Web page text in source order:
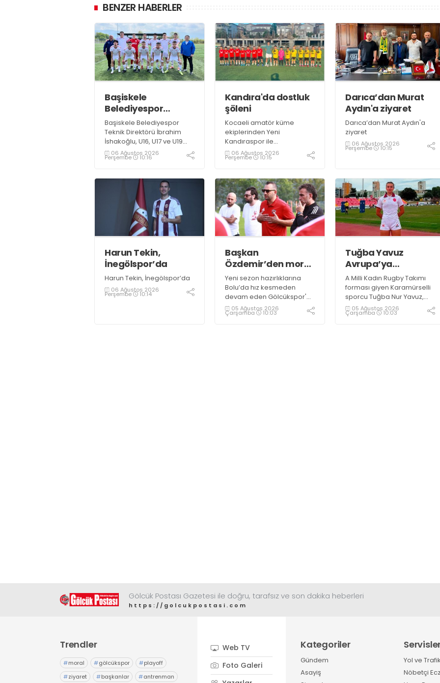
BENZER HABERLER
Başiskele
Belediyespor
Gelişim Ligi’ne hazır
Başiskele Belediyespor
Teknik Direktörü İbrahim
İshakoğlu, U16, U17 ve U19
takımlarının mücadele
edeceği Gelişim Ligi
bulundu. Genç oyuncuların
gelişimine dikkat çeken
İshakoğlu, hedeflerinin
sadece sonuç almak değil,
Türk futboluna örnek
sporcular kazandırmak
olduğunu söyledi
06 Ağustos 2026
Perşembe 10:16
Kandıra'da dostluk
şöleni
Kocaeli amatör küme
ekiplerinden Yeni
Kandıraspor ile
Bekirderespor'un U10, U11 ve
U12 yaş kategorilerindeki
maçında karşılaştı. Yaklaşık
100 genç futbolcunun ter
döktüğü maçların ardından
sporculara Kandıra'nın
yöresel lezzeti mancarlı
pide ve karpuz ikram edildi
06 Ağustos 2026
Perşembe 10:15
Darıca’dan Murat
Aydın'a ziyaret
Darıca’dan Murat Aydın'a
ziyaret
06 Ağustos 2026
Perşembe 10:15
Harun Tekin,
İnegölspor’da
Harun Tekin, İnegölspor’da
06 Ağustos 2026
Perşembe 10:14
Başkan
Özdemir’den moral
ziyareti
Yeni sezon hazırlıklarına
Bolu’da hız kesmeden
devam eden Gölcükspor'a,
Kulüp Başkanı Kadir
Özdemir ve Başkan
05 Ağustos 2026
Çarşamba 10:03
Tuğba Yavuz
Avrupa’ya
hazırlanıyor
A Milli Kadın Rugby Takımı
forması giyen Karamürselli
sporcu Tuğba Nur Yavuz,
Hamburg ve Split'teki
Championship Serisi’nde
05 Ağustos 2026
Çarşamba 10:03
Gölcük Postası Gazetesi ile doğru, tarafsız ve son dakika heberleri
https://golcukpostasi.com
Trendler
#moral #gölcükspor #playoff
#ziyaret #başkanlar #antrenman
Web TV
Foto Galeri
Kategoriler
Gündem
Asayiş
Yol ve
Nöbetçi